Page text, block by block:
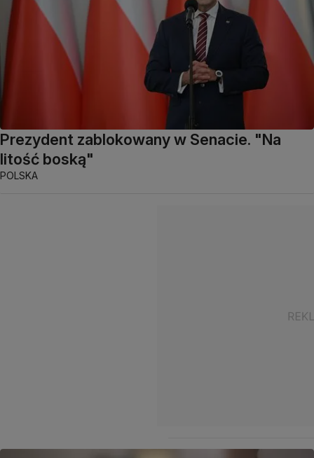
Prezydent zablokowany w Senacie. "Na
litość boską"
POLSKA